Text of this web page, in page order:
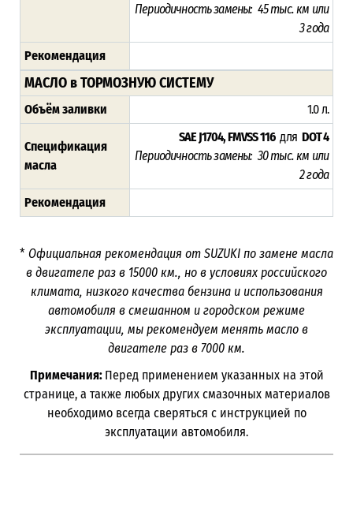
Периодичность замены: 45тыс. км или
3года
Рекомендация
МАСЛО в ТОРМОЗНУЮ СИСТЕМУ
Объём заливки 1.0 л.
Спецификация
масла
SAE J1704, FMVSS 116дляDOT 4
Периодичность замены: 30 тыс. км или
2 года
Рекомендация
* Официальная рекомендация от SUZUKI по замене масла
в двигателе раз в 15000 км., но в условиях российского
климата, низкого качества бензина и использования
автомобиля в смешанном и городском режиме
эксплуатации, мы рекомендуем менять масло в
двигателе раз в 7000 км.
Примечания: Перед применением указанных на этой
странице, а также любых других смазочных материалов
необходимо всегда сверяться с инструкцией по
эксплуатации автомобиля.